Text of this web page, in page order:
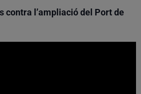
contra l’ampliació del Port de